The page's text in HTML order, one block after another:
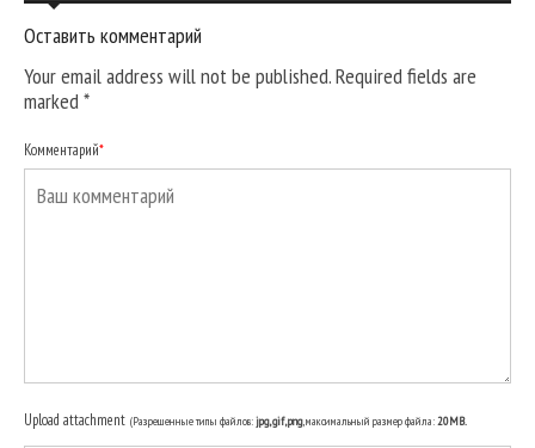
Оставить комментарий
Your email address will not be published. Required fields are
marked*
Комментарий*
Upload attachment (Разрешенные типы файлов:jpg, gif, png, максимальный размер файла:20MB.